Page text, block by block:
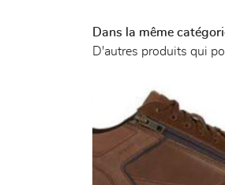
Dans la même
D'autres produits qui